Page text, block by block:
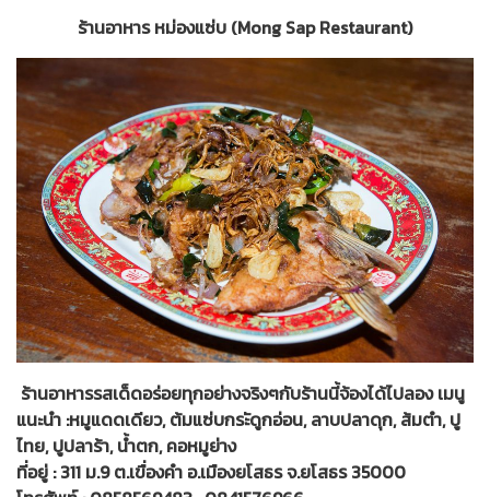
ร้านอาหาร หม่องแซ่บ (Mong Sap Restaurant)
ร้านอาหารรสเด็ดอร่อยทุกอย่างจริงๆกับร้านนี้จ้องได้ไปลอง เมนู
แนะนำ :หมูแดดเดียว, ต้มแซ่บกระัดูกอ่อน, ลาบปลาดุก, ส้มตำ, ปู
ไทย, ปูปลาร้า, น้ำตก, คอหมูย่าง
ที่อยู่ : 311 ม.9 ต.เขื่องคำ อ.เมืองยโสธร จ.ยโสธร 35000